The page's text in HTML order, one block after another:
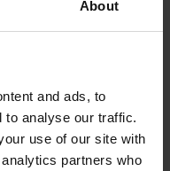
About
and ads, to
to analyse our traffic.
use of our site with
partners who